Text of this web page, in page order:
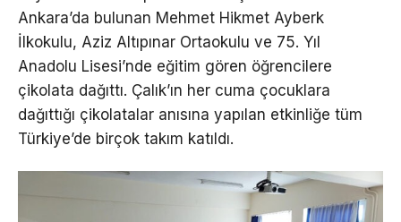
Ankara’da bulunan Mehmet Hikmet Ayberk
İlkokulu, Aziz Altıpınar Ortaokulu ve 75. Yıl
Anadolu Lisesi’nde eğitim gören öğrencilere
çikolata dağıttı. Çalık’ın her cuma çocuklara
dağıttığı çikolatalar anısına yapılan etkinliğe tüm
Türkiye’de birçok takım katıldı.